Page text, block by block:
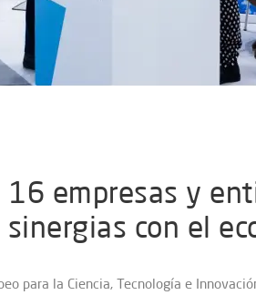
empresas y
con el
para la Ciencia, Tecnología e